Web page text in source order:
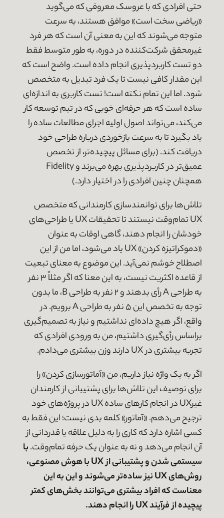
حتی افرادی که با عروسک معروفی که می‌گوید
«ریاضی سخت است» موافق هستند، به سرعت
متوجه می‌شوند که این به معنی آن است که هر فرد
غیرمحقق شرکت‌کننده در دوره، به طور متوسط فقط
دو تست کاربردپذیری انجام داده است. واضح است که
این مقدار کافی نیست تا یک فرد تبدیل به متخصص
شود. اما این تمام نکته است! تست کاربری به اندازه‌ای
ساده است که هر حرفه‌ای خوبی که در تیم توسعه کار
می‌کند، می‌تواند اصول اولیه اجرای مطالعات ساده را
یاد بگیرد تا به سرعت بازخوردی درباره طراحی خود
دریافت کند. (برای مسائل پیچیده‌تر، از تخصص
عمیق‌تر در کاربردپذیری بهره می‌برند و Fidelity
همچنان چنین افرادی را در اختیار دارد.)
تلاش‌ها برای توانمندسازی کارمندانی که متخصص
UX تمام‌وقت نیستند تا تحقیقات UX یا طراحی‌های
خودشان را انجام دهند، گاهی اوقات به عنوان
«دموکراتیزه کردن» UX یاد می‌شود، اما من از این
اصطلاح خوشم نمی‌آید. این موضوع به معنای تبعیت
از قاعده اکثریت نیست، به این معنا که اگر مثلاً ۳ نفر
به طراحی A رأی بدهند و ۲ نفر به طراحی B، ما بدون
توجه به تخصص این ۵ نفر به طراحی A برویم. در
واقع، اگر هیچ داده‌ای نداشتیم و نیاز به تصمیم‌گیری
براساس رأی‌گیری داشتیم، من به ورودی افرادی که
تجربه بیشتری در UX دارند وزن بیشتری می‌دادم.
اگر به یک واژه نیاز داریم، من «آماتورسازی کردن» را
برای توصیف این تلاش‌ها برای پشتیبانی از کارمندان
غیرUX در انجام کارهای ساده UX در پروژه‌های خود
ترجیح می‌دهم. «آماتور» کلمه بدی نیست؛ این فقط به
کسی اشاره دارد که کاری را به دلیل علاقه یا قدردانی از
آن انجام می‌دهد و نه به عنوان یک حرفه تمام‌وقت.با
سیستمی شدن و پشتیبانی از UX با هوش مصنوعی،
روش‌های UX نیز ساده‌تر می‌شوند و این به این
معناست که افراد بیشتری می‌توانند بخش‌های کمتر
پیچیده از فرآیند UX را انجام دهند.